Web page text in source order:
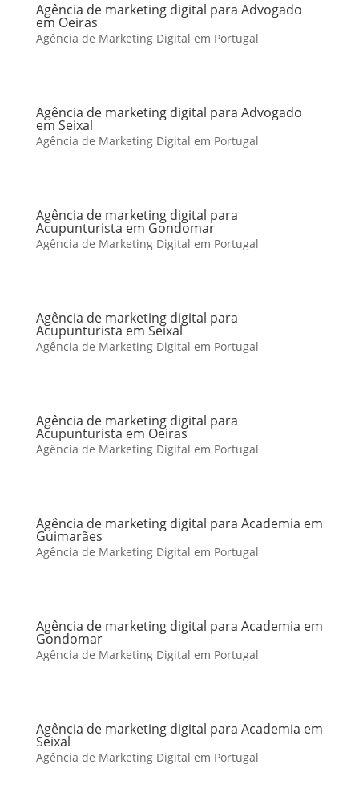
Agência de marketing digital para Advogado
em Oeiras
Agência de Marketing Digital em Portugal
Agência de marketing digital para Advogado
em Seixal
Agência de Marketing Digital em Portugal
Agência de marketing digital para
Acupunturista em Gondomar
Agência de Marketing Digital em Portugal
Agência de marketing digital para
Acupunturista em Seixal
Agência de Marketing Digital em Portugal
Agência de marketing digital para
Acupunturista em Oeiras
Agência de Marketing Digital em Portugal
Agência de marketing digital para Academia em
Guimarães
Agência de Marketing Digital em Portugal
Agência de marketing digital para Academia em
Gondomar
Agência de Marketing Digital em Portugal
Agência de marketing digital para Academia em
Seixal
Agência de Marketing Digital em Portugal